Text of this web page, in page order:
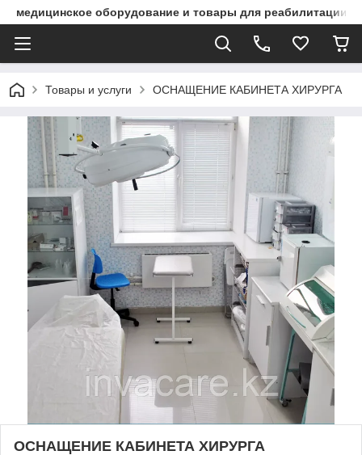
медицинское оборудование и товары для реабилитации
Товары и услуги ОСНАЩЕНИЕ КАБИНЕТА ХИРУРГА
ОСНАЩЕНИЕ КАБИНЕТА ХИРУРГА